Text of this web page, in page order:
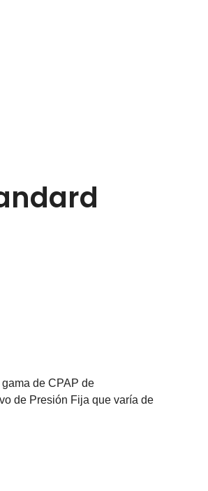
de CPAP de
de Presión Fija que varía de